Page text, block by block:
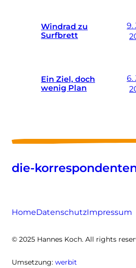
Windrad zu
Surfbrett
9.
Ein Ziel, doch
wenig Plan
6.
die-
HomeDatenschutzImpressum
© 2025 Hannes Koch. All rights
Umsetzung: werbit